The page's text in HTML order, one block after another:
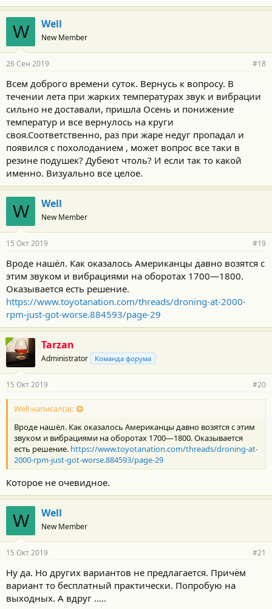
W Well
New Member
26 Сен 2019 #18
Всем доброго времени суток. Вернусь к вопросу. В
течении лета при жарких температурах звук и вибрации
сильно не доставали, пришла Осень и понижение
температур и все вернулось на круги
своя.Соответственно, раз при жаре недуг пропадал и
появился с похолоданием , может вопрос все таки в
резине подушек? Дубеют чтоль? И если так то какой
именно. Визуально все целое.
W Well
New Member
15 Окт 2019 #19
Вроде нашёл. Как оказалось Американцы давно возятся с
этим звуком и вибрациями на оборотах 1700—1800.
Оказывается есть решение.
https://www.toyotanation.com/threads/droning-at-2000-
rpm-just-got-worse.884593/page-29
Tarzan
Administrator Команда форума
15 Окт 2019 #20
Well написал(а):
Вроде нашёл. Как оказалось Американцы давно возятся с этим
звуком и вибрациями на оборотах 1700—1800. Оказывается
есть решение. https://www.toyotanation.com/threads/droning-at-
2000-rpm-just-got-worse.884593/page-29
Которое не очевидное.
W Well
New Member
15 Окт 2019 #21
Ну да. Но других вариантов не предлагается. Причём
вариант то бесплатный практически. Попробую на
выходных. А вдруг .....